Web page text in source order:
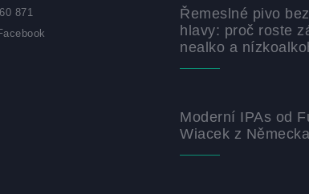
871
Řemeslné pivo
hlavy: proč roste
nealko a
Moderní IPAs od
Wiacek z Německa